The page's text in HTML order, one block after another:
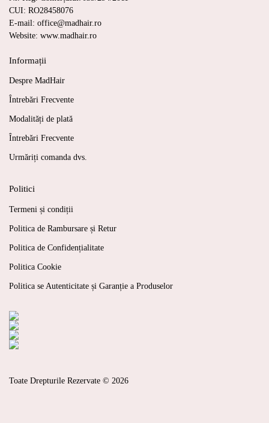
CUI: RO28458076
E-mail: office@madhair.ro
Website: www.madhair.ro
Informații
Despre MadHair
Întrebări Frecvente
Modalități de plată
Întrebări Frecvente
Urmăriți comanda dvs.
Politici
Termeni și condiții
Politica de Rambursare și Retur
Politica de Confidențialitate
Politica Cookie
Politica se Autenticitate și Garanție a Produselor
Toate Drepturile Rezervate © 2026